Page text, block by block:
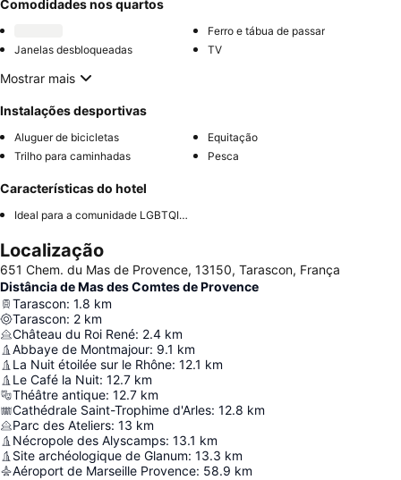
Comodidades nos quartos
Ferro e tábua de passar
Janelas desbloqueadas
TV
Mostrar mais
Instalações desportivas
Aluguer de bicicletas
Equitação
Trilho para caminhadas
Pesca
Características do hotel
Ideal para a comunidade LGBTQIA+
Localização
651 Chem. du Mas de Provence, 13150, Tarascon, França
Distância de Mas des Comtes de Provence
Tarascon: 1.8 km
Tarascon: 2 km
Château du Roi René: 2.4 km
Abbaye de Montmajour: 9.1 km
La Nuit étoilée sur le Rhône: 12.1 km
Le Café la Nuit: 12.7 km
Théâtre antique: 12.7 km
Cathédrale Saint-Trophime d'Arles: 12.8 km
Parc des Ateliers: 13 km
Nécropole des Alyscamps: 13.1 km
Site archéologique de Glanum: 13.3 km
Aéroport de Marseille Provence: 58.9 km